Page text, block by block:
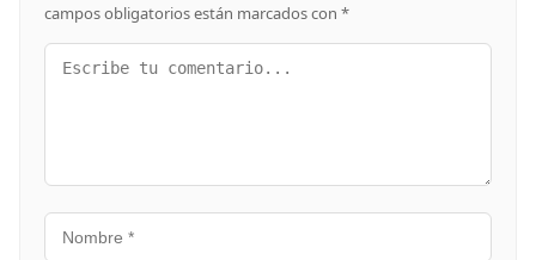
campos obligatorios están marcados con *